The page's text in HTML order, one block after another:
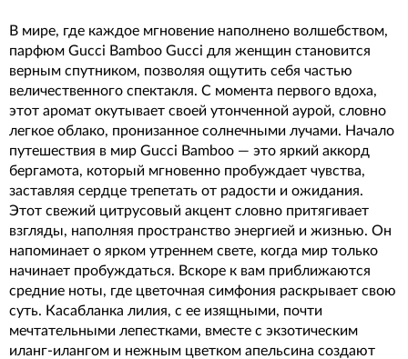
В мире, где каждое мгновение наполнено волшебством,
парфюм Gucci Bamboo Gucci для женщин становится
верным спутником, позволяя ощутить себя частью
величественного спектакля. С момента первого вдоха,
этот аромат окутывает своей утонченной аурой, словно
легкое облако, пронизанное солнечными лучами. Начало
путешествия в мир Gucci Bamboo — это яркий аккорд
бергамота, который мгновенно пробуждает чувства,
заставляя сердце трепетать от радости и ожидания.
Этот свежий цитрусовый акцент словно притягивает
взгляды, наполняя пространство энергией и жизнью. Он
напоминает о ярком утреннем свете, когда мир только
начинает пробуждаться. Вскоре к вам приближаются
средние ноты, где цветочная симфония раскрывает свою
суть. Касабланка лилия, с ее изящными, почти
мечтательными лепестками, вместе с экзотическим
иланг-илангом и нежным цветком апельсина создают